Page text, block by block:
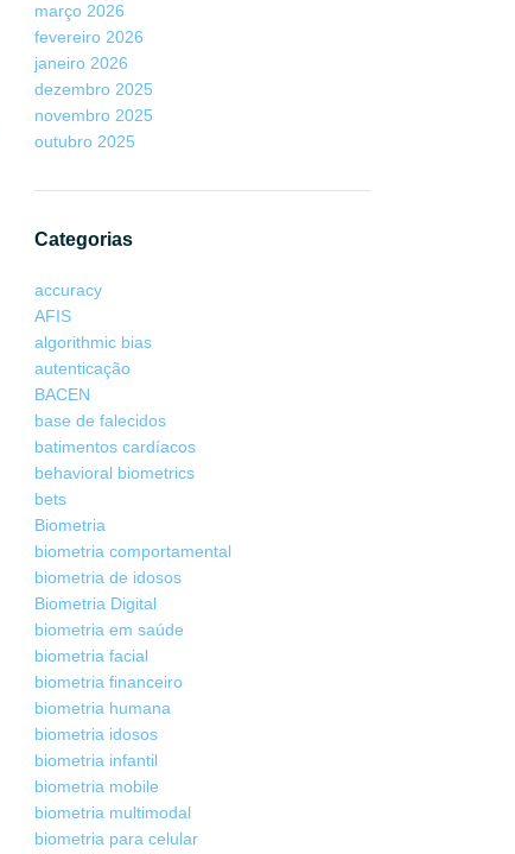
março 2026
fevereiro 2026
janeiro 2026
dezembro 2025
novembro 2025
outubro 2025
Categorias
accuracy
AFIS
algorithmic bias
autenticação
BACEN
base de falecidos
batimentos cardíacos
behavioral biometrics
bets
Biometria
biometria comportamental
biometria de idosos
Biometria Digital
biometria em saúde
biometria facial
biometria financeiro
biometria humana
biometria idosos
biometria infantil
biometria mobile
biometria multimodal
biometria para celular